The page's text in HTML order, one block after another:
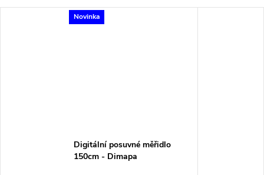
Novinka
Digitální posuvné měřidlo
150cm - Dimapa